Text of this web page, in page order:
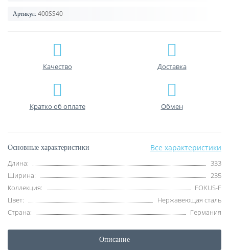
Артикул: 400SS40
Качество Доставка
Кратко об оплате Обмен
Основные характеристики Все характеристики
Длина:
333
Ширина:
235
Коллекция:
FOKUS-F
Цвет:
Нержавеющая сталь
Страна:
Германия
Описание